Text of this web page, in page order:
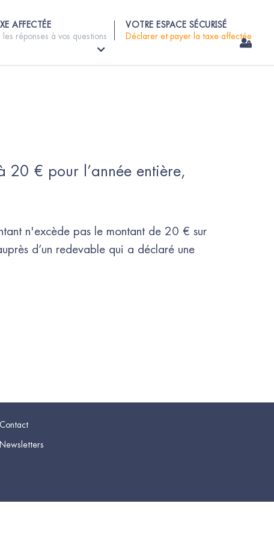
AFFECTÉE
les réponses à vos questions
VOTRE ESPACE SÉCURISÉ
Déclarer et payer la taxe affectée
20 € pour l’année entière,
n'excède pas le montant de 20 € sur
d’un redevable qui a déclaré une
Contact
Newsletters